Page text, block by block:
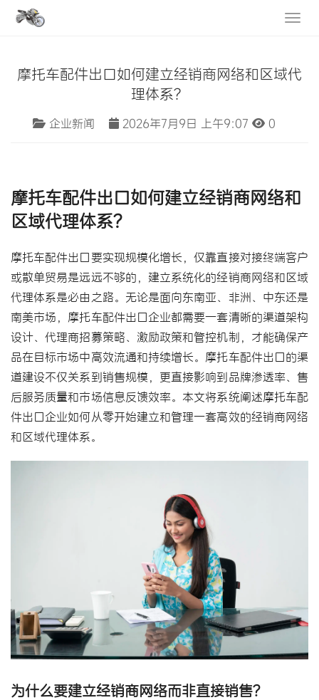
摩托车配件出口如何建立经销商网络和区域代
理体系？
企业新闻 2026年7月9日 上午9:07 0
摩托车配件出口如何建立经销商网络和
区域代理体系？
摩托车配件出口要实现规模化增长，仅靠直接对接终端客户
或散单贸易是远远不够的，建立系统化的经销商网络和区域
代理体系是必由之路。无论是面向东南亚、非洲、中东还是
南美市场，摩托车配件出口企业都需要一套清晰的渠道架构
设计、代理商招募策略、激励政策和管控机制，才能确保产
品在目标市场中高效流通和持续增长。摩托车配件出口的渠
道建设不仅关系到销售规模，更直接影响到品牌渗透率、售
后服务质量和市场信息反馈效率。本文将系统阐述摩托车配
件出口企业如何从零开始建立和管理一套高效的经销商网络
和区域代理体系。
为什么要建立经销商网络而非直接销售？